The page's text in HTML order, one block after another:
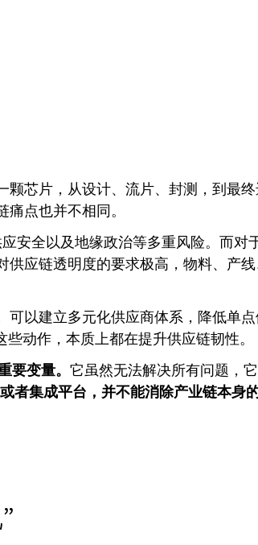
芯片，从设计、流片、封测，到最
点也并不相同。
安全以及地缘政治等多重风险。而对
应链透明度的要求极高，物料、产
以建立多元化供应商体系，降低单
动作，本质上都在提升供应链韧性。
要变量。 它虽然无法解决所有问题，
或者集成平台，并不能消除产业链本